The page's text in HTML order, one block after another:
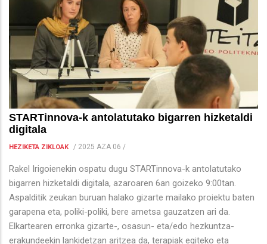
STARTinnova-k antolatutako bigarren hizketaldi
digitala
HEZIKETA ZIKLOAK / 2025 AZA 06 /
Rakel Irigoienekin ospatu dugu STARTinnova-k antolatutako
bigarren hizketaldi digitala, azaroaren 6an goizeko 9:00tan.
Aspalditik zeukan buruan halako gizarte mailako proiektu baten
garapena eta, poliki-poliki, bere ametsa gauzatzen ari da.
Elkartearen erronka gizarte-, osasun- eta/edo hezkuntza-
erakundeekin lankidetzan aritzea da, terapiak egiteko eta